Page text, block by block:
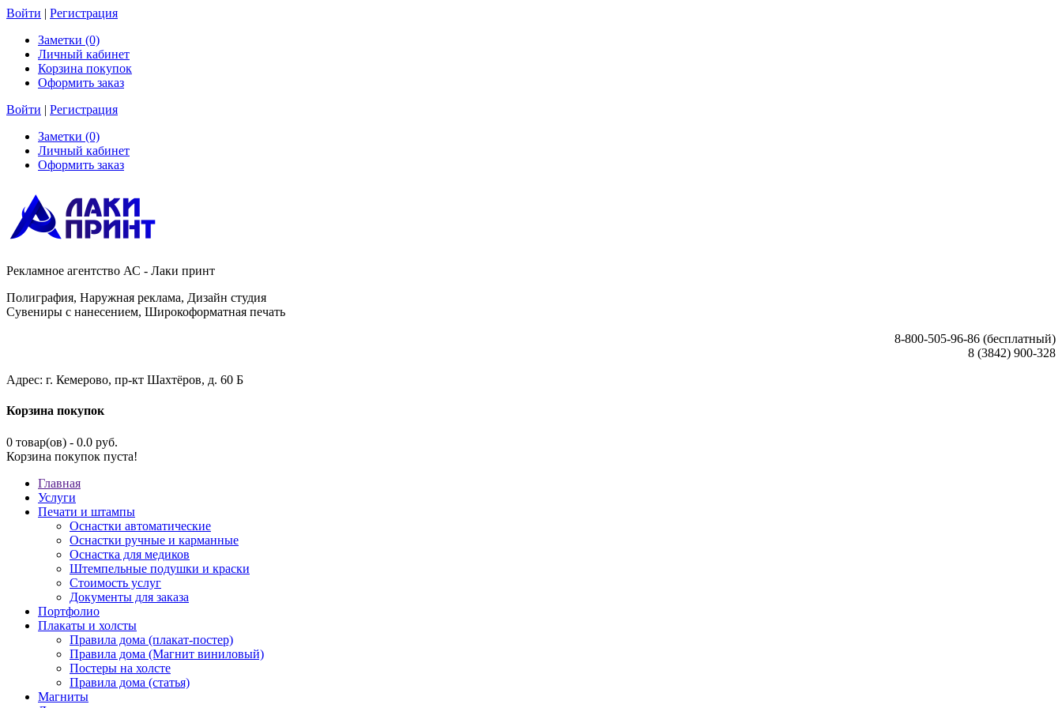
Войти | Регистрация
Заметки (0)
Личный кабинет
Корзина покупок
Оформить заказ
Войти | Регистрация
Заметки (0)
Личный кабинет
Оформить заказ
Рекламное агентство АС - Лаки принт
Полиграфия, Наружная реклама, Дизайн студия
Сувениры с нанесением, Широкоформатная печать
8-800-505-96-86 (бесплатный)
8 (3842) 900-328
Адрес: г. Кемерово, пр-кт Шахтёров, д. 60 Б
Корзина покупок
0 товар(ов) - 0.0 руб.
Корзина покупок пуста!
Главная
Услуги
Печати и штампы
Оснастки автоматические
Оснастки ручные и карманные
Оснастка для медиков
Штемпельные подушки и краски
Стоимость услуг
Документы для заказа
Портфолио
Плакаты и холсты
Правила дома (плакат-постер)
Правила дома (Магнит виниловый)
Постеры на холсте
Правила дома (статья)
Магниты